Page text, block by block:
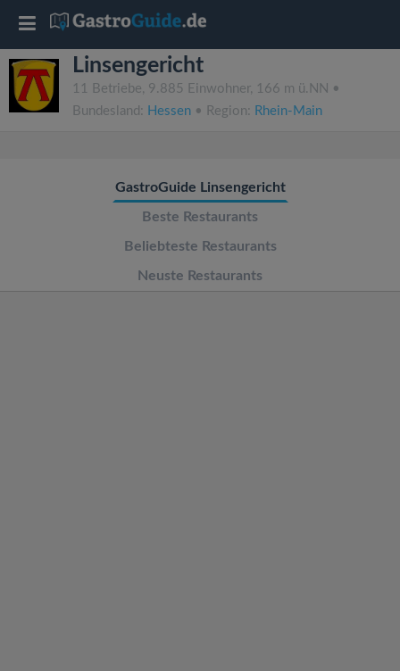
Linsengericht
11 Betriebe, 9.885 Einwohner, 166 m ü.NN •
Bundesland: Hessen • Region: Rhein-Main
GastroGuide Linsengericht
Beste Restaurants
Beliebteste Restaurants
Neuste Restaurants
T
o
g